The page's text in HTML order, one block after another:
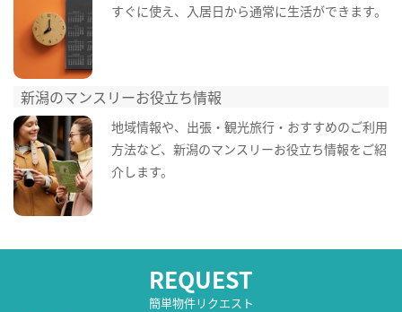
すぐに使え、入居日から通常に生活ができます。
新潟のマンスリーお役立ち情報
地域情報や、出張・観光旅行・おすすめのご利用
方法など、新潟のマンスリーお役立ち情報をご紹
介します。
REQUEST
簡単物件リクエスト